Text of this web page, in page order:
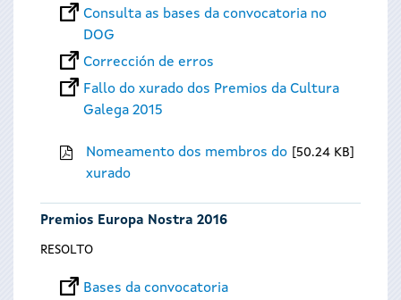
Consulta as bases da convocatoria no
DOG
Corrección de erros
Fallo do xurado dos Premios da Cultura
Galega 2015
Nomeamento dos membros do
xurado
50.24 KB
Premios Europa Nostra 2016
RESOLTO
Bases da convocatoria